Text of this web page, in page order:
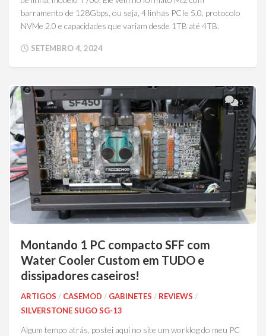
barramento de 128Gbps, ou seja, 4 linhas PCIe 5.0, protocolo
NVMe 2.0 e capacidades que variam desde 1TB até 4TB.
SETEMBRO 4, 2024
5
Montando 1 PC compacto SFF com
Water Cooler Custom em TUDO e
dissipadores caseiros!
ARTIGOS / CASEMOD / GABINETES / REVIEWS /
SILVERSTONE SUGO SG-13
Algum tempo atrás, postei aqui no site um worklog do meu PC